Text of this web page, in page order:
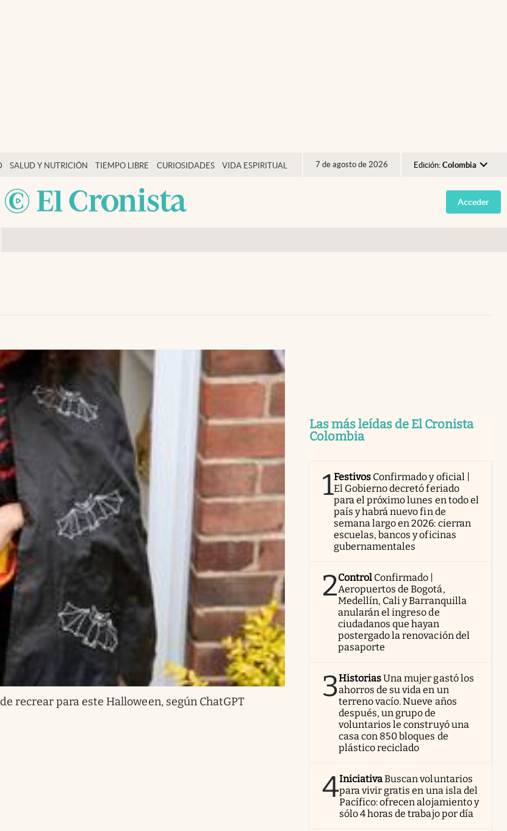
SALUD Y NUTRICIÓN TIEMPO LIBRE CURIOSIDADES VIDA ESPIRITUAL 7 de agosto de 2026 Edición: Colombia
Argentina
España
Acceder
recrear para este Halloween, según ChatGPT
Las más leídas de El Cronista
Colombia
1Festivos Confirmado y oficial |
El Gobierno decretó feriado
para el próximo lunes en todo el
país y habrá nuevo fin de
semana largo en 2026: cierran
escuelas, bancos y oficinas
gubernamentales
2Control Confirmado |
Aeropuertos de Bogotá,
Medellín, Cali y Barranquilla
anularán el ingreso de
ciudadanos que hayan
postergado la renovación del
pasaporte
3HistoriasUna mujer gastó los
ahorros de su vida en un
terreno vacío. Nueve años
después, un grupo de
voluntarios le construyó una
casa con 850 bloques de
plástico reciclado
4IniciativaBuscan voluntarios
para vivir gratis en una isla del
Pacífico: ofrecen alojamiento y
sólo 4 horas de trabajo por día